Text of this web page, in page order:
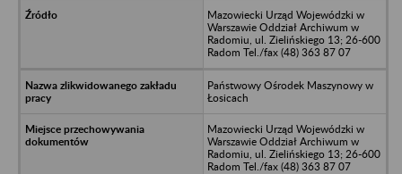
Mazowiecki Urząd Wojewódzki w
Warszawie Oddział Archiwum w
Radomiu, ul. Zielińskiego 13; 26-600
Radom Tel./fax (48) 363 87 07
Państwowy Ośrodek Maszynowy w
Łosicach
Mazowiecki Urząd Wojewódzki w
Warszawie Oddział Archiwum w
Radomiu, ul. Zielińskiego 13; 26-600
Radom Tel./fax (48) 363 87 07